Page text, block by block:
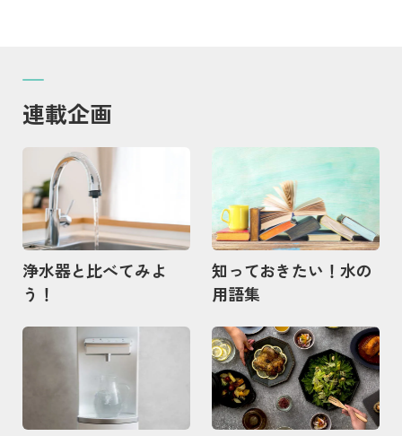
連載企画
浄水器と比べてみよ
う！
記事を読む
知っておきたい！水の
用語集
記事を読む 記事を読む